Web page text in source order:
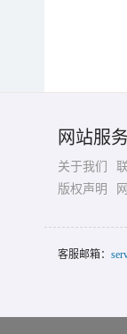
网站服务
关于我们
版权声明
客服邮箱：